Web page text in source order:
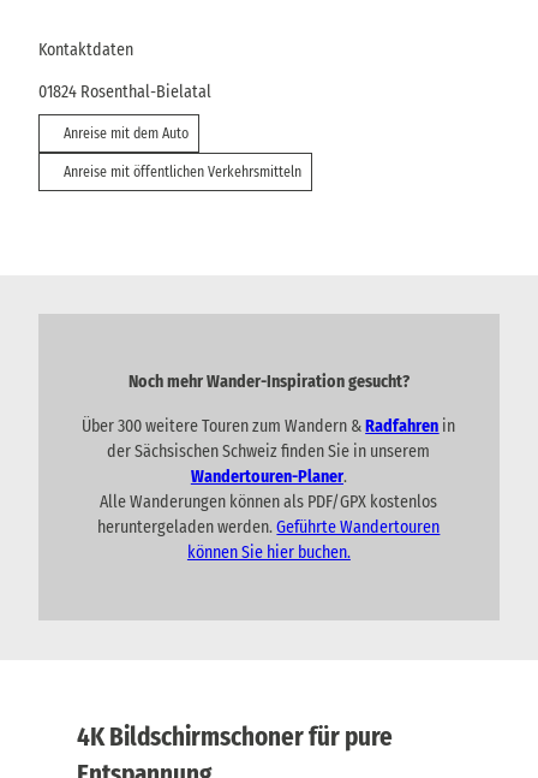
Kontaktdaten
01824 Rosenthal-Bielatal
Anreise mit dem Auto
Anreise mit öffentlichen Verkehrsmitteln
Noch mehr Wander-Inspiration gesucht?
Über 300 weitere Touren zum Wandern &Radfahren in
der Sächsischen Schweiz finden Sie in unserem
Wandertouren-Planer.
Alle Wanderungen können als PDF/GPX kostenlos
heruntergeladen werden.Geführte Wandertouren
können Sie hier buchen.
4K Bildschirmschoner für pure